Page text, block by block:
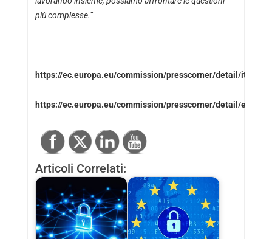
più complesse.”
https://ec.europa.eu/commission/presscorner/detail/it/
https://ec.europa.eu/commission/presscorner/detail/en/
Articoli Correlati: